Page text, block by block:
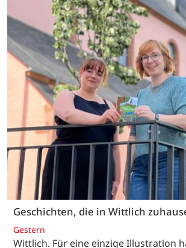
Geschichten, die in Wittlich
Gestern
Wittlich. Für eine einzige Illustration